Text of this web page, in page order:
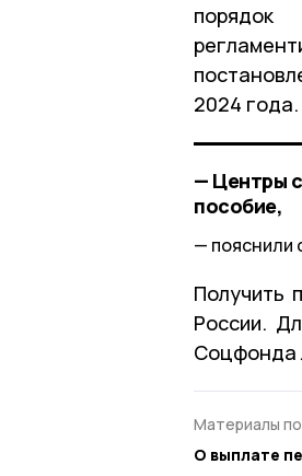
порядок
2024 года.
— Центры
пособие,
пояснили
Получить
России.
Соцфонда
Материалы
О выплате